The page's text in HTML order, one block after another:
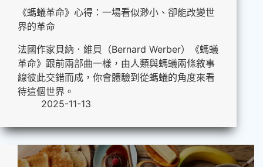
《螞蟻革命》心得：一場看似渺小、卻能改變世
界的革命
法國作家貝納．維貝（Bernard Werber）《螞蟻
革命》跟前兩部曲一樣，由人類與螞蟻兩條敘事
線彼此交錯而成，你會體驗到從螞蟻的角度來看
待這個世界。
2025-11-13